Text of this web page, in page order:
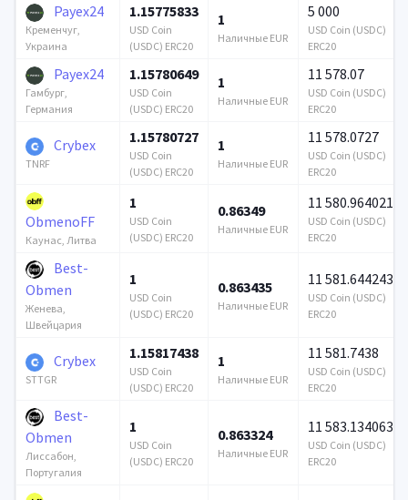
Payex24
Кременчуг,
Украина
1.15775833
USD Coin
(USDC) ERC20
1
Наличные EUR
5 000
USD Coin (USDC)
ERC20
Payex24
Гамбург,
Германия
1.15780649
USD Coin
(USDC) ERC20
1
Наличные EUR
11 578.07
USD Coin (USDC)
ERC20
Crybex
TNRF
1.15780727
USD Coin
(USDC) ERC20
1
Наличные EUR
11 578.0727
USD Coin (USDC)
ERC20
ObmenoFF
Каунас, Литва
1
USD Coin
(USDC) ERC20
0.86349
Наличные EUR
11 580.964021
USD Coin (USDC)
ERC20
Best-
Obmen
Женева,
Швейцария
1
USD Coin
(USDC) ERC20
0.863435
Наличные EUR
11 581.644243
USD Coin (USDC)
ERC20
Crybex
STTGR
1.15817438
USD Coin
(USDC) ERC20
1
Наличные EUR
11 581.7438
USD Coin (USDC)
ERC20
Best-
Obmen
Лиссабон,
Португалия
1
USD Coin
(USDC) ERC20
0.863324
Наличные EUR
11 583.134063
USD Coin (USDC)
ERC20